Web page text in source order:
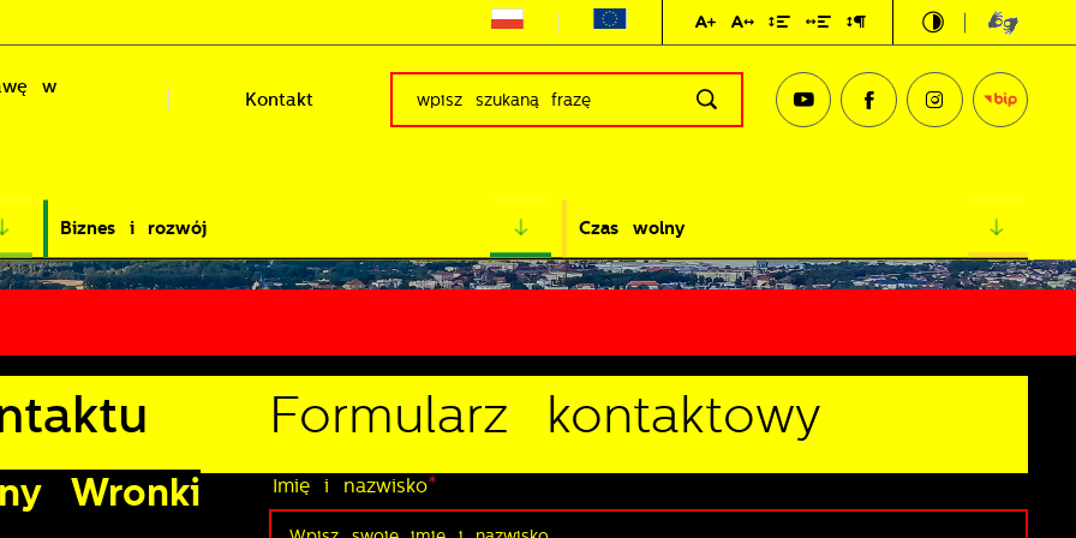
w
Kontakt
Biznes i rozwój Czas wolny
Wronki
Formularz kontaktowy
Imię i nazwisko*